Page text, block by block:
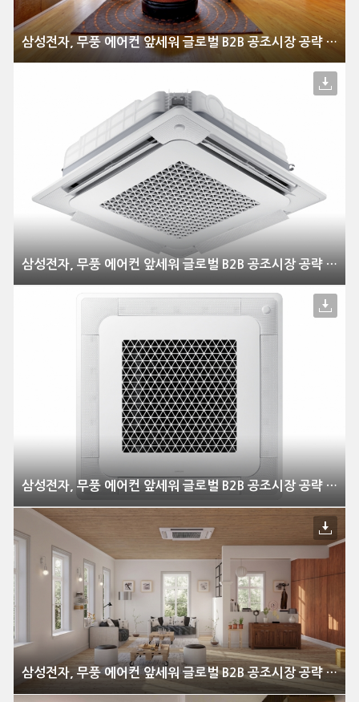
삼성전자, 무풍 에어컨 앞세워 글로벌 B2B 공조시장 공략 강화
삼성전자, 무풍 에어컨 앞세워 글로벌 B2B 공조시장 공략 강화
삼성전자, 무풍 에어컨 앞세워 글로벌 B2B 공조시장 공략 강화
삼성전자, 무풍 에어컨 앞세워 글로벌 B2B 공조시장 공략 강화